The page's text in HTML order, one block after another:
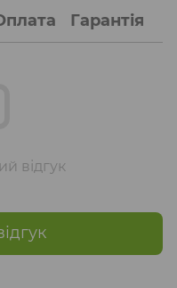
Гарантія
відгук